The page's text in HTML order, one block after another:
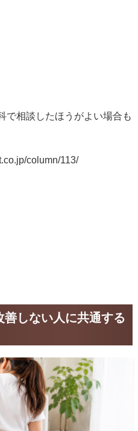
で相談したほうがよい場合も
column/113/
しない人に共通する